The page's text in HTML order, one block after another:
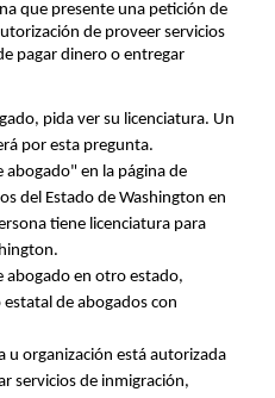
que presente una petición de
de proveer servicios
pagar dinero o entregar
pida ver su licenciatura. Un
por esta pregunta.
abogado" en la página de
del Estado de Washington en
tiene licenciatura para
abogado en otro estado,
de abogados con
u organización está autorizada
servicios de inmigración,